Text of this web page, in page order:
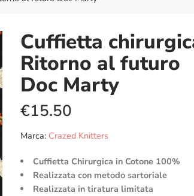
Cuffietta
Ritorno al futuro
Doc Marty
€15.50
Marca: Crazed Knitters
Cuffietta Chirurgica in Cotone 100%
Realizzata con metodo sartoriale
Realizzata in tiratura limitata